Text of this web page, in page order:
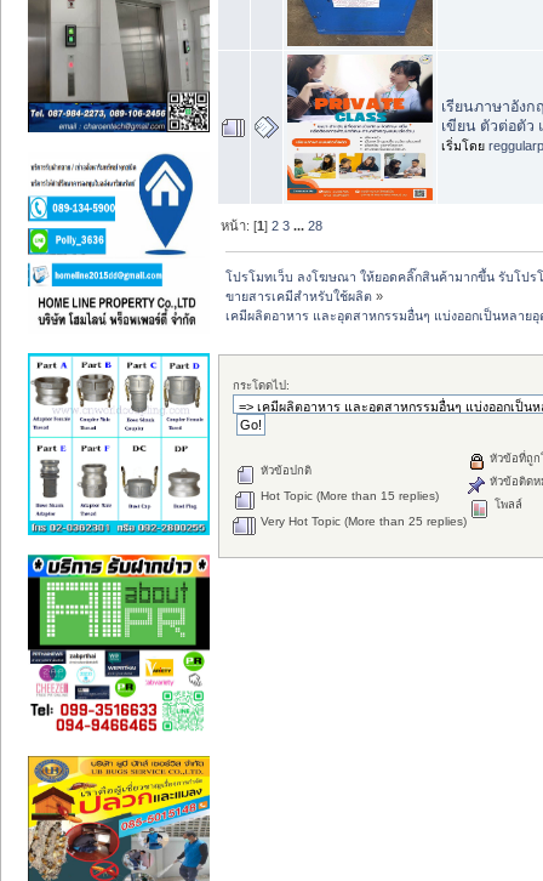
เรียนภาษาอัง
เขียน ตัวต่อตัว
เริ่มโดย
หน้า: [1]2 3 ...28
โปรโมทเว็บ ลงโฆษณา ให้ยอดคลิ๊กสินค้ามากขึ้น รับโป
ขายสารเคมีสำหรับใช้ผลิต »
เคมีผลิตอาหาร และอุตสาหกรรมอื่นๆ แบ่งออกเป็นหลาย
กระโดดไป:
หัวข้อปกติ
Hot Topic (More than 15 replies)
Very Hot Topic (More than 25 replies)
หัวข้อที่ถู
หัวข้อติดห
โพลล์